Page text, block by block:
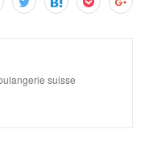
suisse